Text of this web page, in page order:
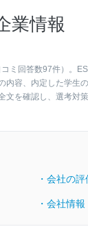
業情報
ミ回答数97件）。
容、内定した学生
を確認し、選考対
・会社の評
・会社情報